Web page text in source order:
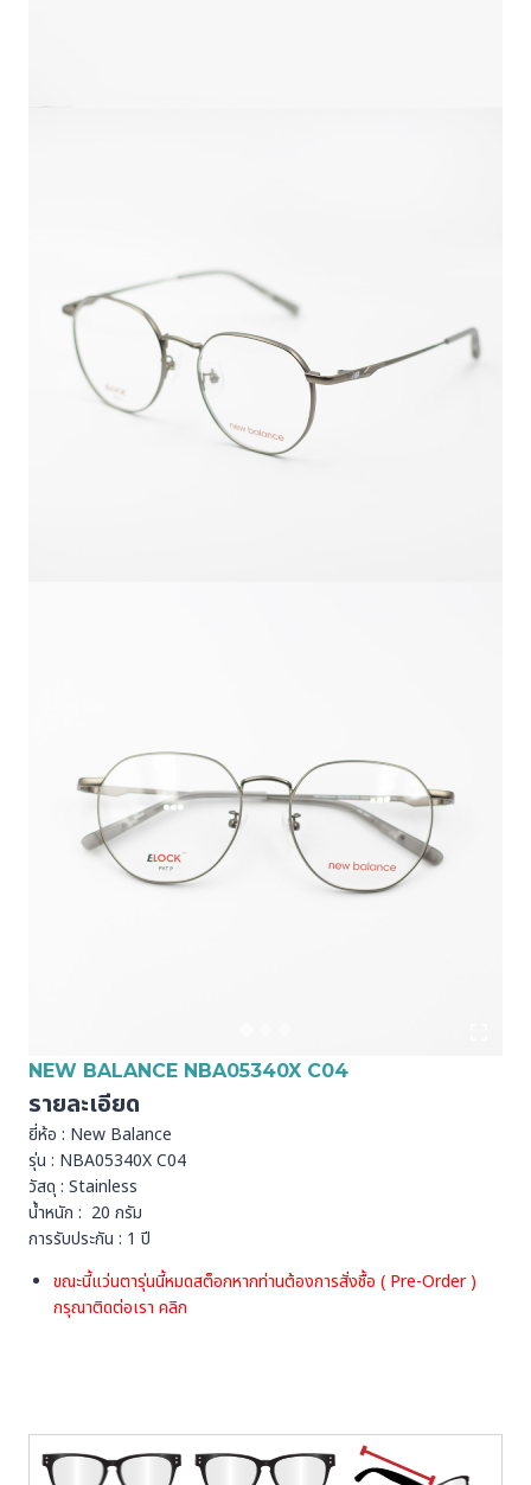
NEW BALANCE NBA05340X C04
รายละเอียด
ยี่ห้อ : New Balance
รุ่น : NBA05340X C04
วัสดุ : Stainless
น้ำหนัก : 20 กรัม
การรับประกัน : 1 ปี
ขณะนี้แว่นตารุ่นนี้หมดสต็อกหากท่านต้องการสั่งชื้อ ( Pre-Order )
กรุณาติดต่อเรา คลิก